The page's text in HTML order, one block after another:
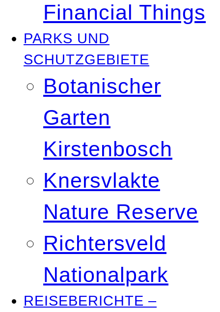
Financial Things
PARKS UND
SCHUTZGEBIETE
Botanischer
Garten
Kirstenbosch
Knersvlakte
Nature Reserve
Richtersveld
Nationalpark
REISEBERICHTE –